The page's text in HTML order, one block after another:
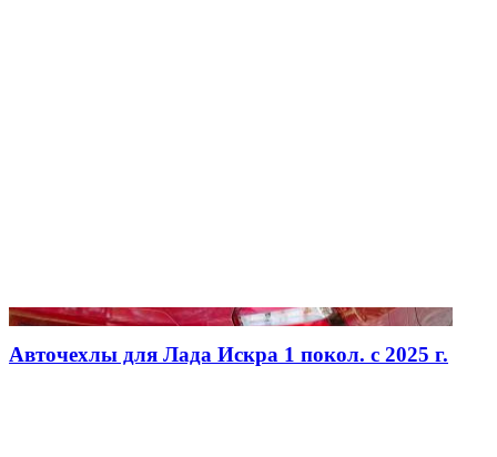
Авточехлы для Лада Искра 1 покол. с 2025 г.